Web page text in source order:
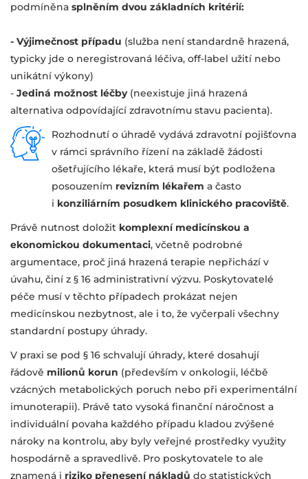
podmíněna splněním dvou základních kritérií:
- Výjimečnost případu (služba není standardně hrazená,
typicky jde o neregistrovaná léčiva, off-label užití nebo
unikátní výkony)
- Jediná možnost léčby(neexistuje jiná hrazená
alternativa odpovídající zdravotnímu stavu pacienta).
Rozhodnutí o úhradě vydává zdravotní pojišťovna
v rámci správního řízení na základě žádosti
ošetřujícího lékaře, která musí být podložena
posouzením revizním lékařem a často
i konziliárním posudkem klinického pracoviště.
Právě nutnost doložit komplexní medicínskou a
ekonomickou dokumentaci, včetně podrobné
argumentace, proč jiná hrazená terapie nepřichází v
úvahu, činí z § 16 administrativní výzvu. Poskytovatelé
péče musí v těchto případech prokázat nejen
medicínskou nezbytnost, ale i to, že vyčerpali všechny
standardní postupy úhrady.
V praxi se pod § 16 schvalují úhrady, které dosahují
řádově milionů korun (především v onkologii, léčbě
vzácných metabolických poruch nebo při experimentální
imunoterapii). Právě tato vysoká finanční náročnost a
individuální povaha každého případu kladou zvýšené
nároky na kontrolu, aby byly veřejné prostředky využity
hospodárně a spravedlivě. Pro poskytovatele to ale
znamená i riziko přenesení nákladů do statistických